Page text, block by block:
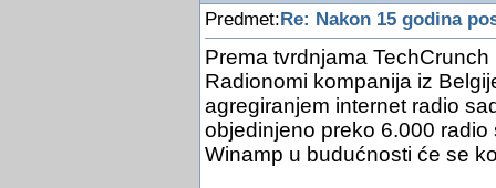
Predmet:Re: Nakon 15 godina
Prema tvrdnjama
Radionomi kompanija iz
agregiranjem internet radio
objedinjeno preko 6.000
Winamp u budućnosti će se